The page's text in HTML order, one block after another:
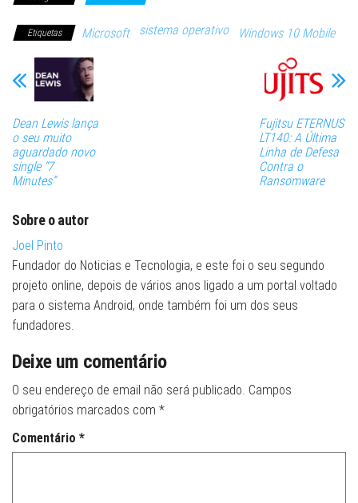
Etiquetas Microsoft sistema operativo Windows 10 Mobile
Dean Lewis lança
o seu muito
aguardado novo
single “7
Minutes”
Fujitsu ETERNUS
LT140: A Última
Linha de Defesa
Contra o
Ransomware
Sobre o autor
Joel Pinto
Fundador do Noticias e Tecnologia, e este foi o seu segundo
projeto online, depois de vários anos ligado a um portal voltado
para o sistema Android, onde também foi um dos seus
fundadores.
Deixe um comentário
O seu endereço de email não será publicado. Campos
obrigatórios marcados com *
Comentário *